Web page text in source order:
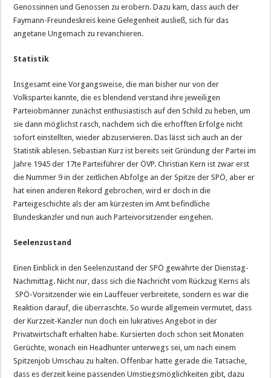
Genossinnen und Genossen zu erobern. Dazu kam, dass auch der
Faymann-Freundeskreis keine Gelegenheit ausließ, sich für das
angetane Ungemach zu revanchieren.
Statistik
Insgesamt eine Vorgangsweise, die man bisher nur von der
Volkspartei kannte, die es blendend verstand ihre jeweiligen
Parteiobmänner zunächst enthusiastisch auf den Schild zu heben, um
sie dann möglichst rasch, nachdem sich die erhofften Erfolge nicht
sofort einstellten, wieder abzuservieren. Das lässt sich auch an der
Statistik ablesen. Sebastian Kurz ist bereits seit Gründung der Partei im
Jahre 1945 der 17te Parteiführer der ÖVP. Christian Kern ist zwar erst
die Nummer 9 in der zeitlichen Abfolge an der Spitze der SPÖ, aber er
hat einen anderen Rekord gebrochen, wird er doch in die
Parteigeschichte als der am kürzesten im Amt befindliche
Bundeskanzler und nun auch Parteivorsitzender eingehen.
Seelenzustand
Einen Einblick in den Seelenzustand der SPÖ gewährte der Dienstag-
Nachmittag. Nicht nur, dass sich die Nachricht vom Rückzug Kerns als
SPÖ-Vorsitzender wie ein Lauffeuer verbreitete, sondern es war die
Reaktion darauf, die überraschte. So wurde allgemein vermutet, dass
der Kurzzeit-Kanzler nun doch ein lukratives Angebot in der
Privatwirtschaft erhalten habe. Kursierten doch schon seit Monaten
Gerüchte, wonach ein Headhunter unterwegs sei, um nach einem
Spitzenjob Umschau zu halten. Offenbar hatte gerade die Tatsache,
dass es derzeit keine passenden Umstiegsmöglichkeiten gibt, dazu